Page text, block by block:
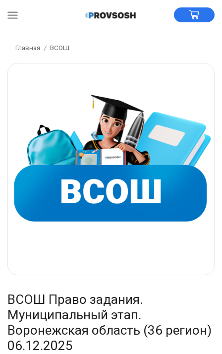
Главная / ВСОШ
ВСОШ Право задания.
Муниципальный этап.
Воронежская область (36 регион)
06.12.2025